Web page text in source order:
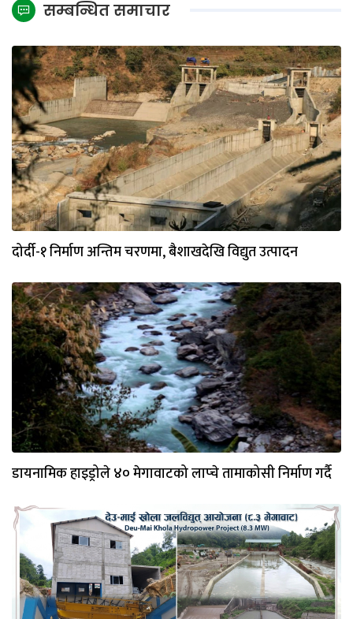
सम्बन्धित समाचार
दोर्दी-१ निर्माण अन्तिम चरणमा, बैशाखदेखि विद्युत उत्पादन
डायनामिक हाइड्रोले ४० मेगावाटको लाप्चे तामाकोसी निर्माण गर्दै